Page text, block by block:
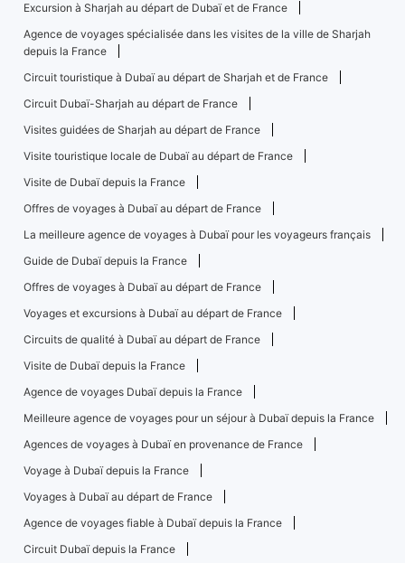
Excursion à Sharjah au départ de Dubaï et de France
Agence de voyages spécialisée dans les visites de la ville de Sharjah
depuis la France
Circuit touristique à Dubaï au départ de Sharjah et de France
Circuit Dubaï-Sharjah au départ de France
Visites guidées de Sharjah au départ de France
Visite touristique locale de Dubaï au départ de France
Visite de Dubaï depuis la France
Offres de voyages à Dubaï au départ de France
La meilleure agence de voyages à Dubaï pour les voyageurs français
Guide de Dubaï depuis la France
Offres de voyages à Dubaï au départ de France
Voyages et excursions à Dubaï au départ de France
Circuits de qualité à Dubaï au départ de France
Visite de Dubaï depuis la France
Agence de voyages Dubaï depuis la France
Meilleure agence de voyages pour un séjour à Dubaï depuis la France
Agences de voyages à Dubaï en provenance de France
Voyage à Dubaï depuis la France
Voyages à Dubaï au départ de France
Agence de voyages fiable à Dubaï depuis la France
Circuit Dubaï depuis la France